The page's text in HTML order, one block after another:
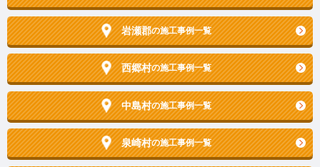
岩瀬郡の施工事例一覧
西郷村の施工事例一覧
中島村の施工事例一覧
泉崎村の施工事例一覧